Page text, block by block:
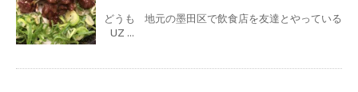
どうも 地元の墨田区で飲食店を友達とやっている
UZ ...